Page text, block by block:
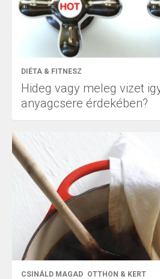
DIÉTA & FITNESZ
Hideg vagy meleg vizet
anyagcsere érdekében?
CSINÁLD MAGAD OTTHON & KERT